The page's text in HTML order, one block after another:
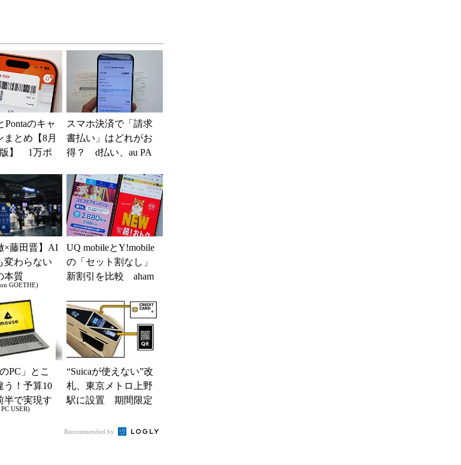
Pontaのキャ
まとめ【8月
】 1万ポ
...
スマホ決済で「請求
書払い」はどれがお
得？ d払い、au PA
イを比較してみた
×藤田晋】AI
変わらない
本質
GOETHE)
UQ mobileとY!mobile
の「セット割なし」
新割引を比較 aham
モ...
PC」とこ
う！予算10
半で実現す
ライフ
USER)
“Suicaが使えない”改
札、東京メトロ上野
駅に設置 期間限定
コード”専用
Recommended by